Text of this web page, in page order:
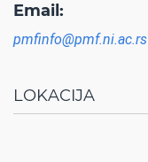
Email:
pmfinfo@pmf.ni.ac.rs
LOKACIJA